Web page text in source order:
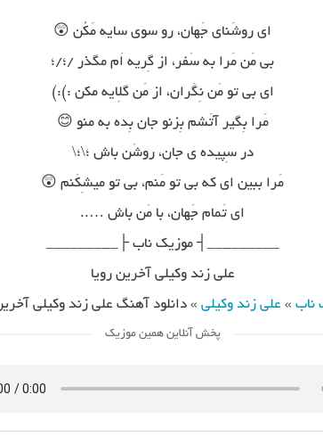
ای روشَنای جَهان، رو سوی سایه مَکُن 😲
بی مَن مَرا به سَفر، از گِریه اَم مگذر /؛/؛
ای بی تو مَن نِگَران، از مَن گلِایه مکن :):)
مَرا بِگیر آتَشم بِزنو جان بِده به منو 😊
در سِپیده ی جان، روشَن باش ؛\؛\
مَرا ببین ای که بی تو مَنم، بی تو میشِکَنم 😲
ای تَمام جَهان، با مَن باش …..
_________┤ موزیک ناب ├_________
علی زند وکیلی آخرین رویا
ناب » علی زند وکیلی » دانلود آهنگ علی زند وکیلی
پخش آنلاین همین موزیک